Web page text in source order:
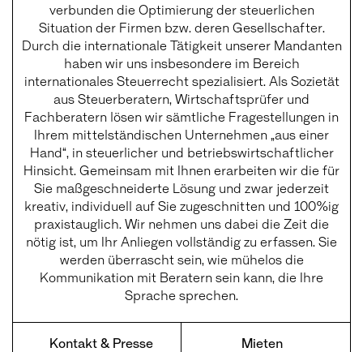
verbunden die Optimierung der steuerlichen
Situation der Firmen bzw. deren Gesellschafter.
Durch die internationale Tätigkeit unserer Mandanten
haben wir uns insbesondere im Bereich
internationales Steuerrecht spezialisiert. Als Sozietät
aus Steuerberatern, Wirtschaftsprüfer und
Fachberatern lösen wir sämtliche Fragestellungen in
Ihrem mittelständischen Unternehmen „aus einer
Hand“, in steuerlicher und betriebswirtschaftlicher
Hinsicht. Gemeinsam mit Ihnen erarbeiten wir die für
Sie maßgeschneiderte Lösung und zwar jederzeit
kreativ, individuell auf Sie zugeschnitten und 100%ig
praxistauglich. Wir nehmen uns dabei die Zeit die
nötig ist, um Ihr Anliegen vollständig zu erfassen. Sie
werden überrascht sein, wie mühelos die
Kommunikation mit Beratern sein kann, die Ihre
Sprache sprechen.
Kontakt & Presse Mieten